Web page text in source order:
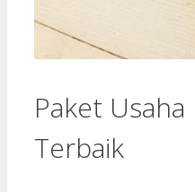
Paket
Terbaik